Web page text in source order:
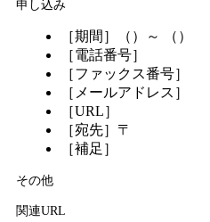
申し込み
［期間］（）～ （）
［電話番号］
［ファックス番号］
［メールアドレス］
［URL］
［宛先］〒
［補足］
その他
関連URL